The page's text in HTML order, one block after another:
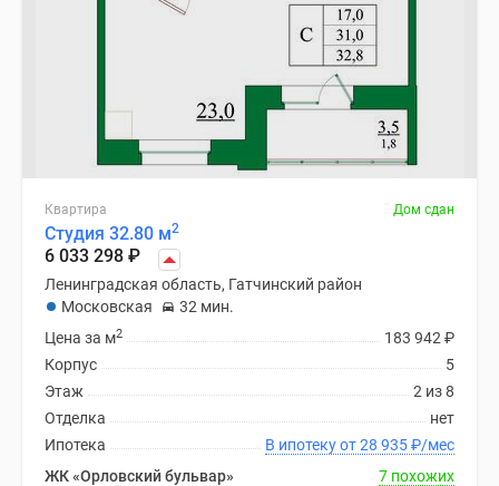
Квартира Дом сдан
Студия 32.80 м2
6 033 298 ₽
Ленинградская область, Гатчинский район
Московская
32 мин.
183 942 ₽
Цена за м2
5
Корпус
2 из 8
Этаж
нет
Отделка
В ипотеку от 28 935₽/мес
Ипотека
ЖК «Орловский бульвар»
7 похожих